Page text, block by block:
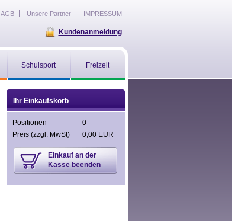
AGB Unsere Partner IMPRESSUM
Schulsport Freizeit
Kundenanmeldung
Ihr Einkaufskorb
Positionen
0
Preis (zzgl. MwSt) 0,00 EUR
Einkauf an der
Kasse beenden